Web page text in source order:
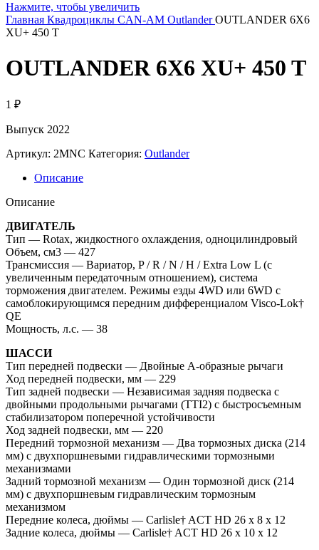
Нажмите, чтобы увеличить
Главная Квадроциклы CAN-AM OutlanderOUTLANDER 6X6
XU+ 450 T
OUTLANDER 6X6 XU+ 450 T
1 ₽
Выпуск 2022
Артикул: 2MNC Категория: Outlander
Описание
Описание
ДВИГАТЕЛЬ
Тип — Rotax, жидкостного охлаждения, одноцилиндровый
Объем, см3 — 427
Трансмиссия — Вариатор, P / R / N / H / Extra Low L (с
увеличенным передаточным отношением), система
торможения двигателем. Режимы езды 4WD или 6WD с
самоблокирующимся передним дифференциалом Visco-Lok†
QE
Мощность, л.с. — 38
ШАССИ
Тип передней подвески — Двойные А-образные рычаги
Ход передней подвески, мм — 229
Тип задней подвески — Независимая задняя подвеска с
двойными продольными рычагами (TTI2) с быстросъемным
стабилизатором поперечной устойчивости
Ход задней подвески, мм — 220
Передний тормозной механизм — Два тормозных диска (214
мм) с двухпоршневыми гидравлическими тормозными
механизмами
Задний тормозной механизм — Один тормозной диск (214
мм) с двухпоршневым гидравлическим тормозным
механизмом
Передние колеса, дюймы — Carlisle† ACT HD 26 x 8 x 12
Задние колеса, дюймы — Carlisle† ACT HD 26 x 10 x 12